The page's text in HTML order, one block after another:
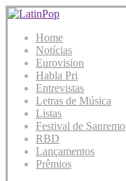
Home
Notícias
Eurovision
Habla Pri
Entrevistas
Letras de Música
Listas
Festival de Sanremo
RBD
Lançamentos
Prêmios